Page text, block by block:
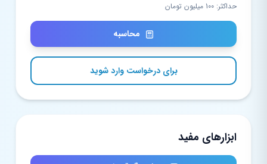
حداکثر: 100 میلیون تومان
برای درخواست وارد شوید
ابزارهای مفید